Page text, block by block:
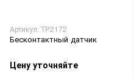
Артикул: TP2172
Бесконтактный датчик
Цену уточняйте